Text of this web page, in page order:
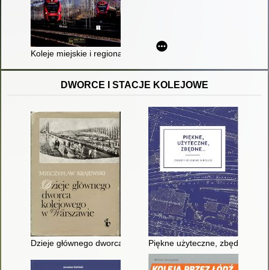
Koleje miejskie i regionalne w Polsce
DWORCE I STACJE KOLEJOWE
Dzieje głównego dworca kolejowego w Warszawie
Piękne użyteczne, zbędne... :